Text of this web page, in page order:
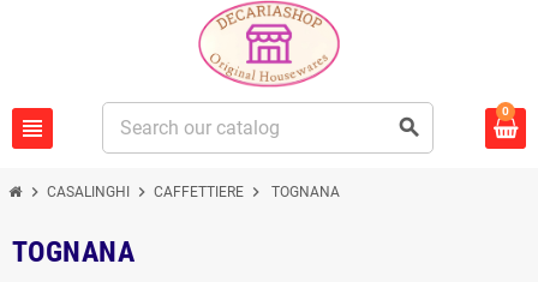
view_headline search
0
chevron_right CASALINGHI chevron_right CAFFETTIERE chevron_right TOGNANA
TOGNANA